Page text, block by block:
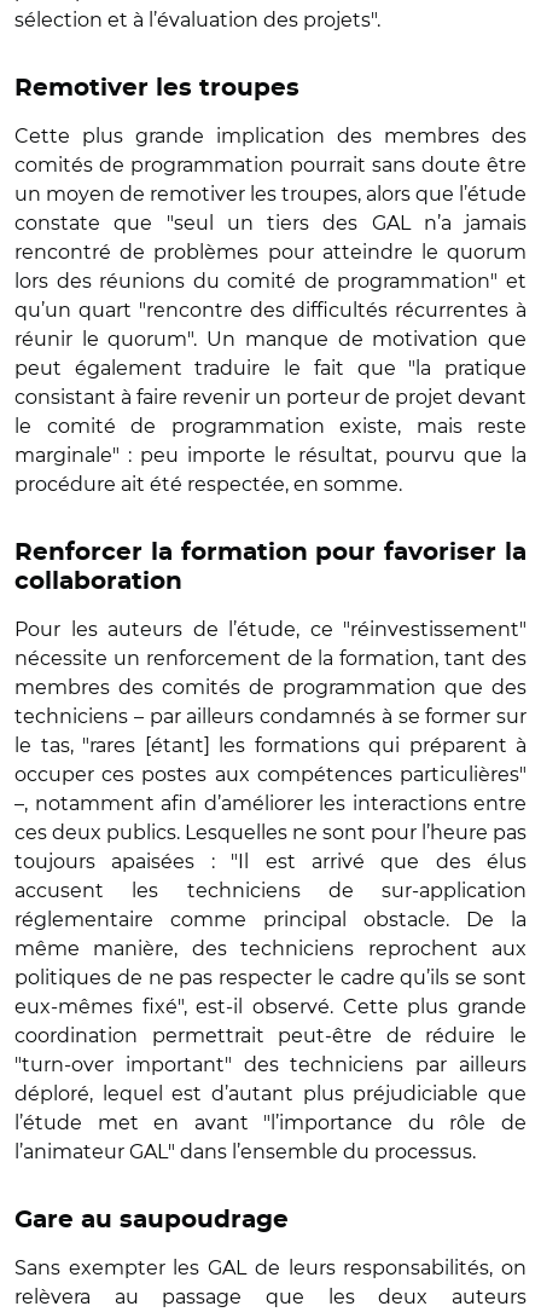
sélection et à l’évaluation des projets".
Remotiver les troupes
Cette plus grande implication des membres des
comités de programmation pourrait sans doute être
un moyen de remotiver les troupes, alors que l’étude
constate que "seul un tiers des GAL n’a jamais
rencontré de problèmes pour atteindre le quorum
lors des réunions du comité de programmation" et
qu’un quart "rencontre des difficultés récurrentes à
réunir le quorum". Un manque de motivation que
peut également traduire le fait que "la pratique
consistant à faire revenir un porteur de projet devant
le comité de programmation existe, mais reste
marginale" : peu importe le résultat, pourvu que la
procédure ait été respectée, en somme.
Renforcer la formation pour favoriser la
collaboration
Pour les auteurs de l’étude, ce "réinvestissement"
nécessite un renforcement de la formation, tant des
membres des comités de programmation que des
techniciens – par ailleurs condamnés à se former sur
le tas, "rares [étant] les formations qui préparent à
occuper ces postes aux compétences particulières"
–, notamment afin d’améliorer les interactions entre
ces deux publics. Lesquelles ne sont pour l’heure pas
toujours apaisées : "Il est arrivé que des élus
accusent les techniciens de sur-application
réglementaire comme principal obstacle. De la
même manière, des techniciens reprochent aux
politiques de ne pas respecter le cadre qu’ils se sont
eux-mêmes fixé", est-il observé. Cette plus grande
coordination permettrait peut-être de réduire le
"turn-over important" des techniciens par ailleurs
déploré, lequel est d’autant plus préjudiciable que
l’étude met en avant "l’importance du rôle de
l’animateur GAL" dans l’ensemble du processus.
Gare au saupoudrage
Sans exempter les GAL de leurs responsabilités, on
relèvera au passage que les deux auteurs